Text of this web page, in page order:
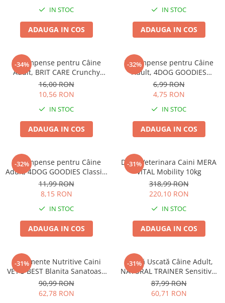
IN STOC
ADAUGA IN COS
IN STOC
ADAUGA IN COS
-34%
Recompense pentru Câine
Adult, BRIT CARE Crunchy
Cracker, Insecte, Iepure și
Fenicul, 200g
16,00 RON
10,56 RON
IN STOC
ADAUGA IN COS
-32%
Recompense pentru Câine
Adult, 4DOG GOODIES
Trainer, Miel și Orez, 150g
6,99 RON
4,75 RON
IN STOC
ADAUGA IN COS
-32%
Recompense pentru Câine
Adult, 4DOG GOODIES Classic,
Jerky Tenders Pui, 100g
11,99 RON
8,15 RON
IN STOC
ADAUGA IN COS
-31%
Dieta Veterinara Caini MERA
VITAL Mobility 10kg
318,99 RON
220,10 RON
IN STOC
ADAUGA IN COS
-31%
Suplimente Nutritive Caini
VET'S BEST Blanita Sanatoasa
60 tablete
90,99 RON
62,78 RON
-31%
Hrană Uscată Câine Adult,
NATURAL TRAINER Sensitive,
Fără Gluten, Talie Mică,
Iepure, 2kg
87,99 RON
60,71 RON